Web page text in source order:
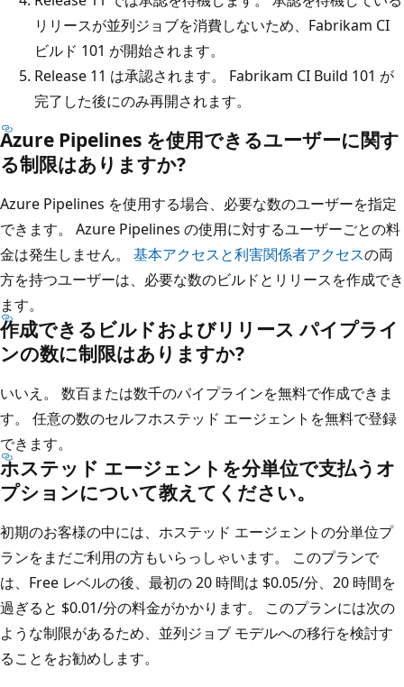
リリースが並列ジョブを消費しないため、Fabrikam CI
ビルド 101 が開始されます。
Release 11 は承認されます。 Fabrikam CI Build 101 が
完了した後にのみ再開されます。
Azure Pipelines を使用できるユーザーに関す
る制限はありますか?
Azure Pipelines を使用する場合、必要な数のユーザーを指定
できます。 Azure Pipelines の使用に対するユーザーごとの料
金は発生しません。 基本アクセスと利害関係者アクセスの両
方を持つユーザーは、必要な数のビルドとリリースを作成でき
ます。
作成できるビルドおよびリリース パイプライ
ンの数に制限はありますか?
いいえ。 数百または数千のパイプラインを無料で作成できま
す。 任意の数のセルフホステッド エージェントを無料で登録
できます。
ホステッド エージェントを分単位で支払うオ
プションについて教えてください。
初期のお客様の中には、ホステッド エージェントの分単位プ
ランをまだご利用の方もいらっしゃいます。 このプランで
は、Free レベルの後、最初の 20 時間は $0.05/分、20 時間を
過ぎると $0.01/分の料金がかかります。 このプランには次の
ような制限があるため、並列ジョブ モデルへの移行を検討す
ることをお勧めします。